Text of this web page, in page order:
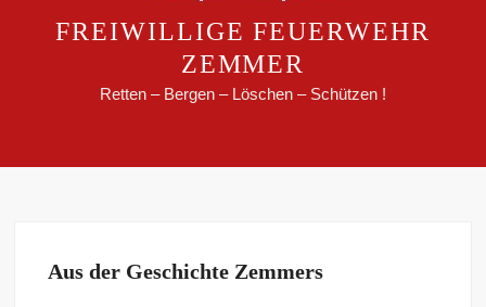
FREIWILLIGE FEUERWEHR
ZEMMER
Retten – Bergen – Löschen – Schützen !
Aus der Geschichte Zemmers